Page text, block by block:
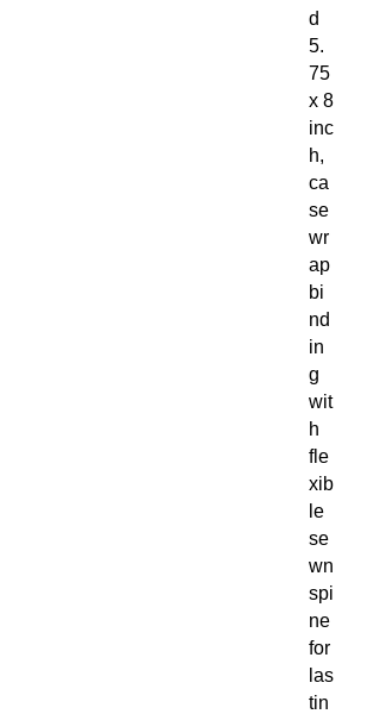
d
5.
75
x 8
inc
h,
ca
se
wr
ap
bi
nd
in
g
wit
h
fle
xib
le
se
wn
spi
ne
for
las
tin